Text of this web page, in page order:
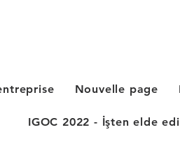
Nouvelle page
IGOC 2022 - İşten elde